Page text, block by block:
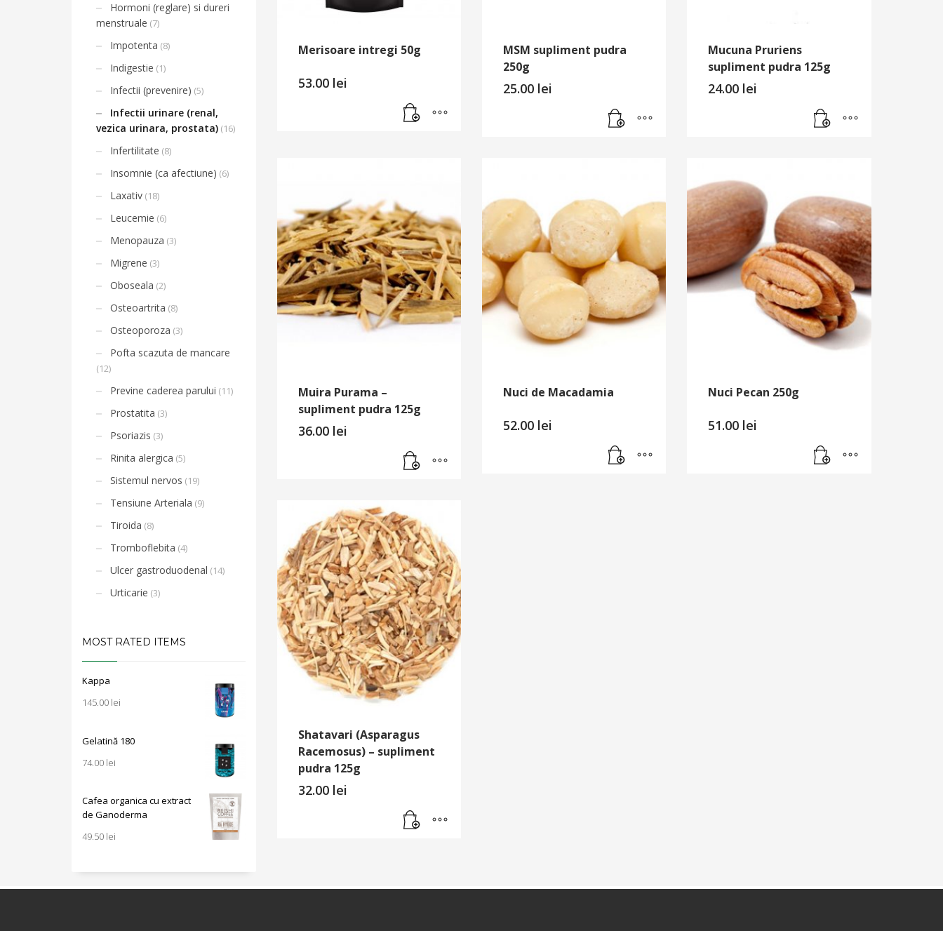
Merisoare intregi 50g
53.00 lei
MSM supliment pudra
250g
25.00 lei
Mucuna Pruriens
supliment pudra 125g
24.00 lei
Muira Purama –
supliment pudra 125g
36.00 lei
Nuci de Macadamia
52.00 lei
Nuci Pecan 250g
51.00 lei
Shatavari (Asparagus
Racemosus) – supliment
pudra 125g
32.00 lei
Hormoni (reglare) si dureri
menstruale (7)
Impotenta (8)
Indigestie (1)
Infectii (prevenire) (5)
Infectii urinare (renal,
vezica urinara, prostata) (16)
Infertilitate (8)
Insomnie (ca afectiune) (6)
Laxativ (18)
Leucemie (6)
Menopauza (3)
Migrene (3)
Oboseala (2)
Osteoartrita (8)
Osteoporoza (3)
Pofta scazuta de mancare
(12)
Previne caderea parului (11)
Prostatita (3)
Psoriazis (3)
Rinita alergica (5)
Sistemul nervos (19)
Tensiune Arteriala (9)
Tiroida (8)
Tromboflebita (4)
Ulcer gastroduodenal (14)
Urticarie (3)
MOST RATED ITEMS
Kappa
145.00 lei
Gelatină 180
74.00 lei
Cafea organica cu extract
de Ganoderma
49.50 lei